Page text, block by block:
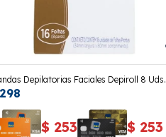
Depilatorias Faciales Depiroll 8 Uds.
298
$ 253 $ 253